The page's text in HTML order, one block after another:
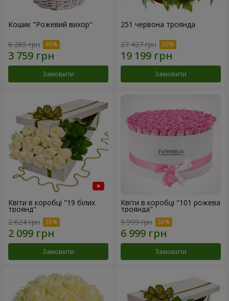
Кошик "Рожевий вихор"
6 265 грн
Замовити
251 червона троянда
27 427 грн
Замовити
Квіти в коробці "19 білих
троянд"
2 624 грн
Замовити
Квіти в коробці "101 рожева
троянда"
9 999 грн
Замовити